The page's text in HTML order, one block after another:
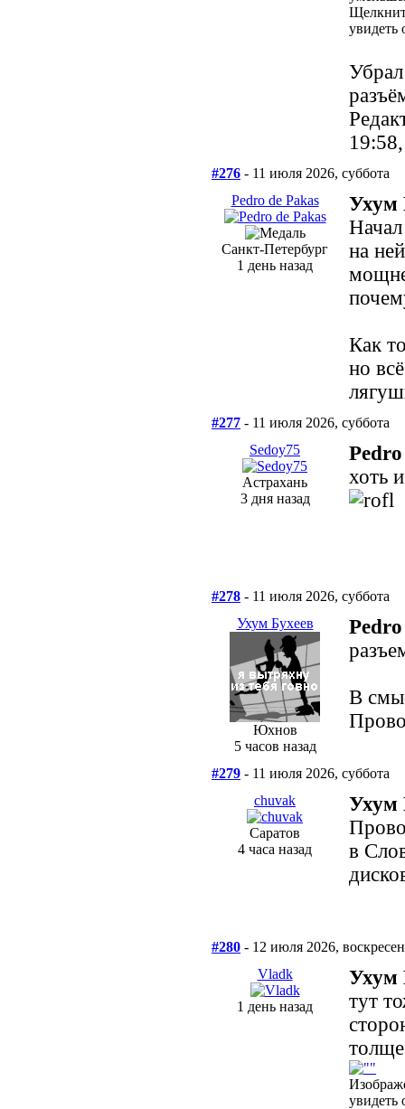
увидеть
#276 - 11 июля 2026, суббота
Pedro de Pakas
Санкт-Петербург
1 день назад
Ухум
на
Как
но
#277 - 11 июля 2026, суббота
Sedoy75
Астрахань
3 дня назад
хоть
#278 - 11 июля 2026, суббота
Ухум Бухеев
Юхнов
5 часов назад
В
#279 - 11 июля 2026, суббота
chuvak
Саратов
4 часа назад
Ухум
в
#280 - 12 июля 2026,
Vladk
1 день назад
Ухум
тут
толще
увидеть